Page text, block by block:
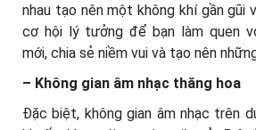
nhau tạo nên một không khí gần gũi
cơ hội lý tưởng để bạn làm quen
mới, chia sẻ niềm vui và tạo nên
– Không gian âm nhạc thăng hoa
Đặc biệt, không gian âm nhạc trên